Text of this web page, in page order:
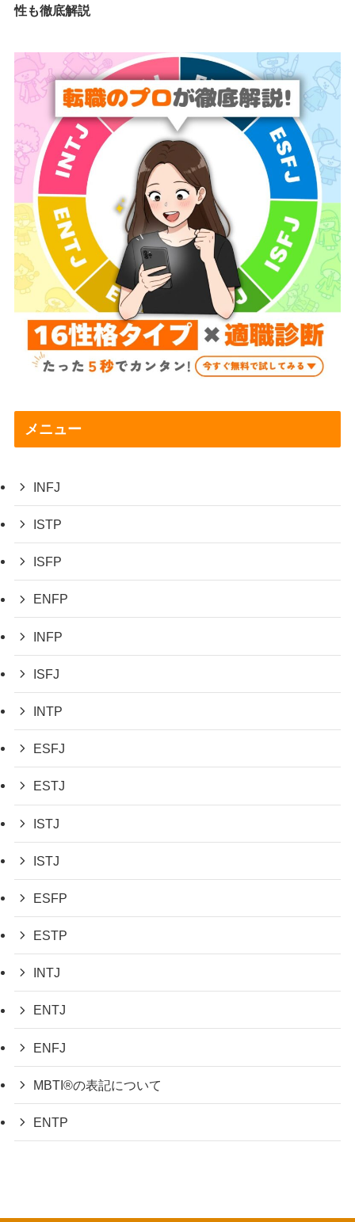
性も徹底解説
メニュー
INFJ
ISTP
ISFP
ENFP
INFP
ISFJ
INTP
ESFJ
ESTJ
ISTJ
ISTJ
ESFP
ESTP
INTJ
ENTJ
ENFJ
MBTI®︎の表記について
ENTP